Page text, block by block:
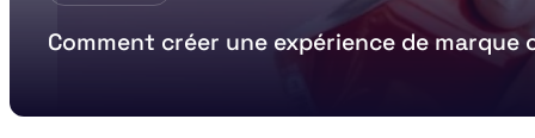
Comment créer une expérience de